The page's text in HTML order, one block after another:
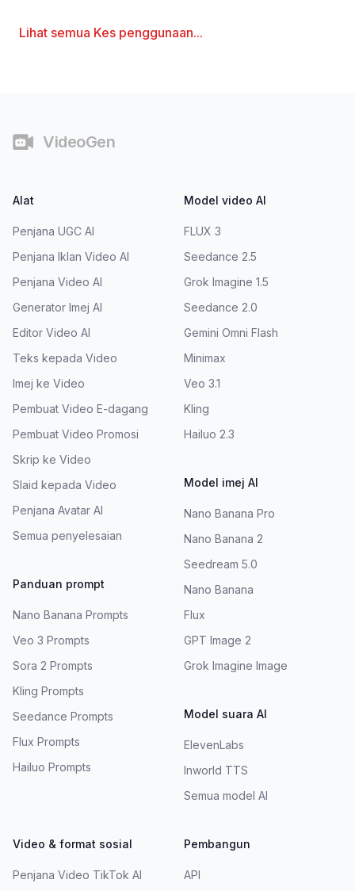
Lihat semua Kes penggunaan...
VideoGen
Alat
Penjana UGC AI
Penjana Iklan Video AI
Penjana Video AI
Generator Imej AI
Editor Video AI
Teks kepada Video
Imej ke Video
Pembuat Video E-dagang
Pembuat Video Promosi
Skrip ke Video
Slaid kepada Video
Penjana Avatar AI
Semua penyelesaian
Panduan prompt
Nano Banana Prompts
Veo 3 Prompts
Sora 2 Prompts
Kling Prompts
Seedance Prompts
Flux Prompts
Hailuo Prompts
Model video AI
FLUX 3
Seedance 2.5
Grok Imagine 1.5
Seedance 2.0
Gemini Omni Flash
Minimax
Veo 3.1
Kling
Hailuo 2.3
Model imej AI
Nano Banana Pro
Nano Banana 2
Seedream 5.0
Nano Banana
Flux
GPT Image 2
Grok Imagine Image
Model suara AI
ElevenLabs
Inworld TTS
Semua model AI
Video & format sosial
Penjana Video TikTok AI
Pembangun
API